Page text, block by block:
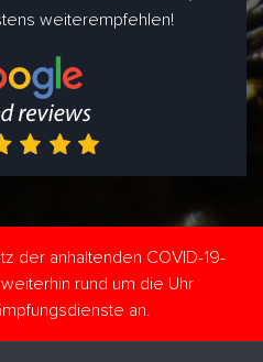
weiterempfehlen!
der anhaltenden COVID-19-
rund um die Uhr
an.